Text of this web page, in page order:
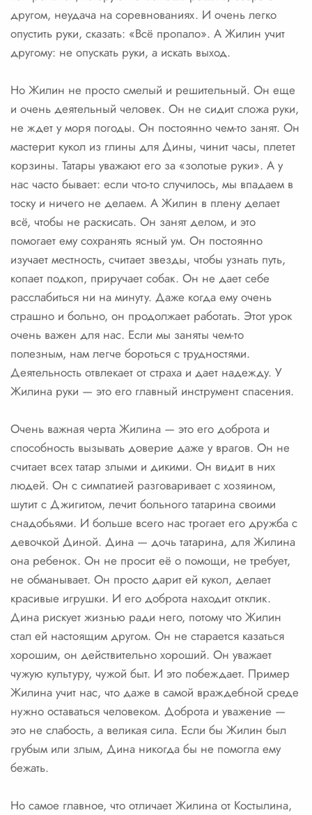
другом, неудача на соревнованиях. И очень легко
опустить руки, сказать: «Всё пропало». А Жилин учит
другому: не опускать руки, а искать выход.
Но Жилин не просто смелый и решительный. Он еще
и очень деятельный человек. Он не сидит сложа руки,
не ждет у моря погоды. Он постоянно чем-то занят. Он
мастерит кукол из глины для Дины, чинит часы, плетет
корзины. Татары уважают его за «золотые руки». А у
нас часто бывает: если что-то случилось, мы впадаем в
тоску и ничего не делаем. А Жилин в плену делает
всё, чтобы не раскисать. Он занят делом, и это
помогает ему сохранять ясный ум. Он постоянно
изучает местность, считает звезды, чтобы узнать путь,
копает подкоп, приручает собак. Он не дает себе
расслабиться ни на минуту. Даже когда ему очень
страшно и больно, он продолжает работать. Этот урок
очень важен для нас. Если мы заняты чем-то
полезным, нам легче бороться с трудностями.
Деятельность отвлекает от страха и дает надежду. У
Жилина руки — это его главный инструмент спасения.
Очень важная черта Жилина — это его доброта и
способность вызывать доверие даже у врагов. Он не
считает всех татар злыми и дикими. Он видит в них
людей. Он с симпатией разговаривает с хозяином,
шутит с Джигитом, лечит больного татарина своими
снадобьями. И больше всего нас трогает его дружба с
девочкой Диной. Дина — дочь татарина, для Жилина
она ребенок. Он не просит её о помощи, не требует,
не обманывает. Он просто дарит ей кукол, делает
красивые игрушки. И его доброта находит отклик.
Дина рискует жизнью ради него, потому что Жилин
стал ей настоящим другом. Он не старается казаться
хорошим, он действительно хороший. Он уважает
чужую культуру, чужой быт. И это побеждает. Пример
Жилина учит нас, что даже в самой враждебной среде
нужно оставаться человеком. Доброта и уважение —
это не слабость, а великая сила. Если бы Жилин был
грубым или злым, Дина никогда бы не помогла ему
бежать.
Но самое главное, что отличает Жилина от Костылина,